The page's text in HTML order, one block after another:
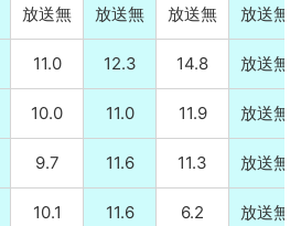
放送無 放送無 放送無 放送無
11.0 12.3 14.8 放送無
10.0 11.0 11.9 放送無
9.7 11.6 11.3 放送無
10.1 11.6 6.2 放送無